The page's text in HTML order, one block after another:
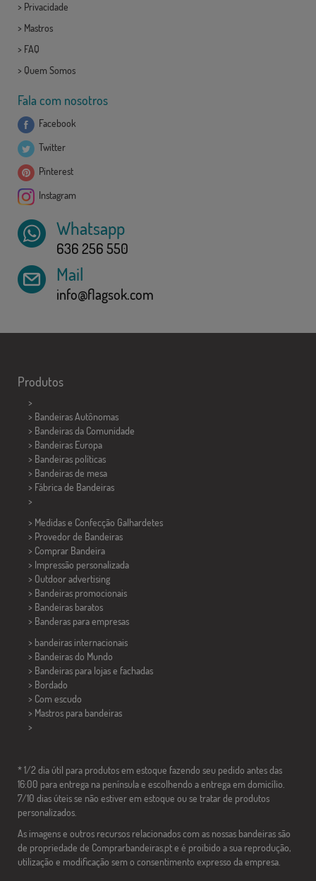
> Privacidade
> Mastros
> FAQ
> Quem Somos
Fala com nosotros
Facebook
Twitter
Pinterest
Instagram
Whatsapp
636 256 550
Mail
info@flagsok.com
Produtos
>
> Bandeiras Autônomas
> Bandeiras da Comunidade
> Bandeiras Europa
> Bandeiras políticas
> Bandeiras de mesa
> Fábrica de Bandeiras
>
> Medidas e Confecção Galhardetes
> Provedor de Bandeiras
> Comprar Bandeira
> Impressão personalizada
> Outdoor advertising
> Bandeiras promocionais
> Bandeiras baratos
> Banderas para empresas
> bandeiras internacionais
> Bandeiras do Mundo
> Bandeiras para lojas e fachadas
> Bordado
> Com escudo
> Mastros para bandeiras
>
* 1/2 dia útil para produtos em estoque fazendo seu pedido antes das
16:00 para entrega na península e escolhendo a entrega em domicílio.
7/10 dias úteis se não estiver em estoque ou se tratar de produtos
personalizados.
As imagens e outros recursos relacionados com as nossas bandeiras são
de propriedade de Comprarbandeiras.pt e é proibido a sua reprodução,
utilização e modificação sem o consentimento expresso da empresa.